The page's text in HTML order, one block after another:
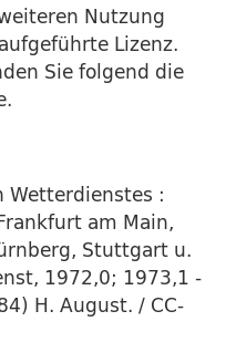
Nutzung
Lizenz.
Sie folgend die
Wetterdienstes :
am Main,
Stuttgart u.
1972,0; 1973,1 -
H. August. / CC-